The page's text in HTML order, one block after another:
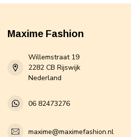
Maxime Fashion
Willemstraat 19
2282 CB Rijswijk
Nederland
06 82473276
maxime@maximefashion.nl